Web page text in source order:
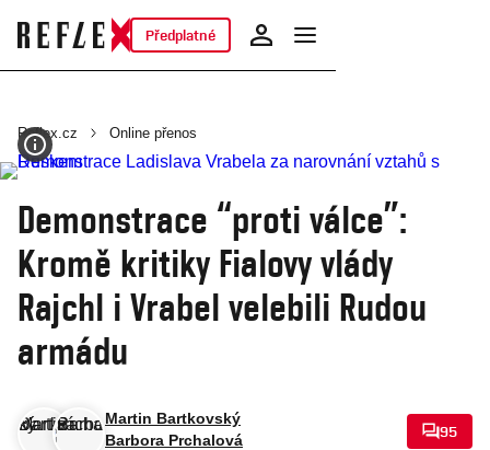
Předplatné
Reflex.cz Online přenos
Demonstrace “proti válce”:
Kromě kritiky Fialovy vlády
Rajchl i Vrabel velebili Rudou
armádu
Martin Bartkovský
Barbora Prchalová
95